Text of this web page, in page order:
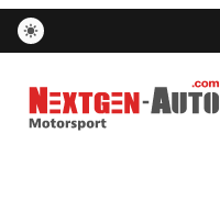
Nextgen-Auto.com